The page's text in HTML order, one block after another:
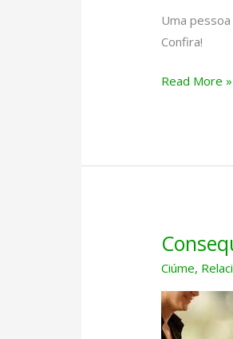
Uma
Confira!
Pessoa
Read More »
Ciúme,